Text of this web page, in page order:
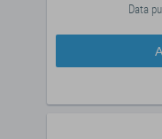
Data